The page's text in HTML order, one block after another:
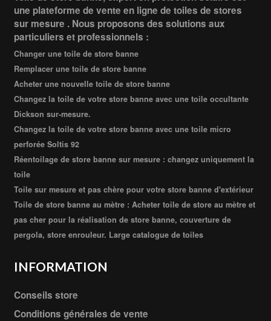
une plateforme de vente en ligne de toiles de stores
sur mesure . Nous proposons des solutions aux
particuliers et professionnels :
Changer une toile de store banne
Remplacer une toile de store banne
Acheter une nouvelle toile de store banne
Changez la toile de votre store banne avec une toile occultante
Dickson sur-mesure.
Changez la toile de votre store banne avec une toile micro
perforée Soltis 92
Réentoilage de store banne sur mesure : changez uniquement la
toile
Toile sur mesure et pas chère pour votre store banne d'extérieur
Toile de store banne au mètre : Acheter toile de store au mètre et
pas cher pour la réalisation de store banne, couverture de
pergola, store enrouleur. Large catalogue de toiles
INFORMATION
Conseils store
Conditions générales de vente